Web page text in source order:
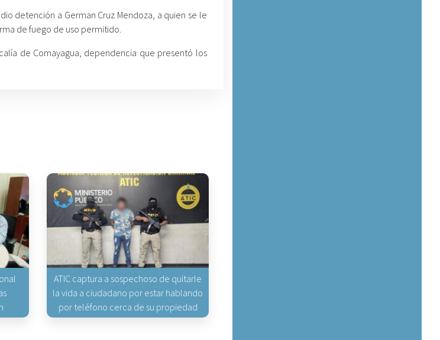
detención a German Cruz Mendoza, a quien se le
de fuego de uso permitido.
de Comayagua, dependencia que presentó los
ATIC captura a sospechoso de quitarle
la vida a ciudadano por estar hablando
por teléfono cerca de su propiedad